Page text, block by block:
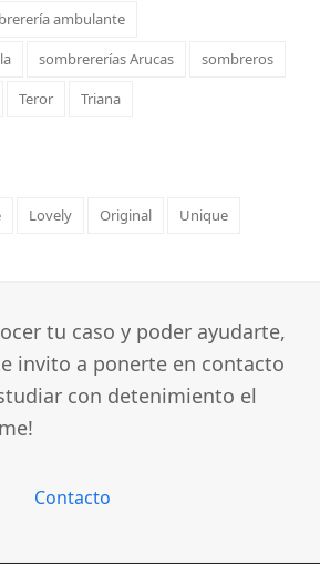
ambulante
sombrererías Arucas
sombreros
Teror Triana
Lovely Original Unique
tu caso y poder ayudarte,
invito a ponerte en contacto
con detenimiento el
Contacto